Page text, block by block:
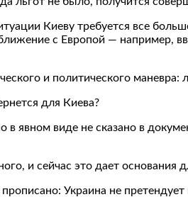
Киеву требуется все
с Европой — например,
и политического
для Киева?
в явном виде не сказано в
и сейчас это дает основания
Украина не